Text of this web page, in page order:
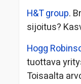
H&T group.
sijoitus?
Hogg
tuottava
Toisaalta